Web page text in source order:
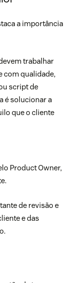
a importância
trabalhar
com qualidade,
script de
é solucionar a
que o cliente
Product Owner,
de revisão e
e das